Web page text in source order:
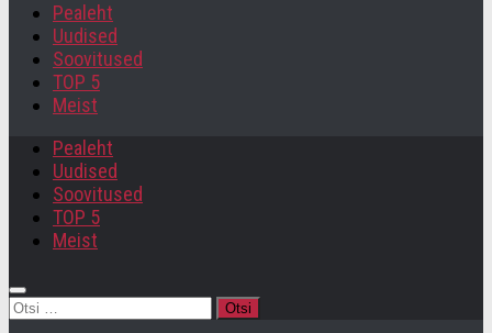
Pealeht
Uudised
Soovitused
TOP 5
Meist
Pealeht
Uudised
Soovitused
TOP 5
Meist
Otsi: